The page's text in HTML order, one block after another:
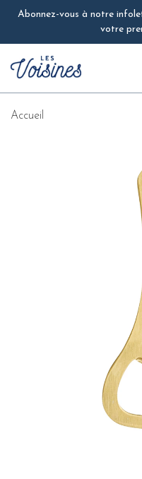
Abonnez-vous à notre
votre
Accueil